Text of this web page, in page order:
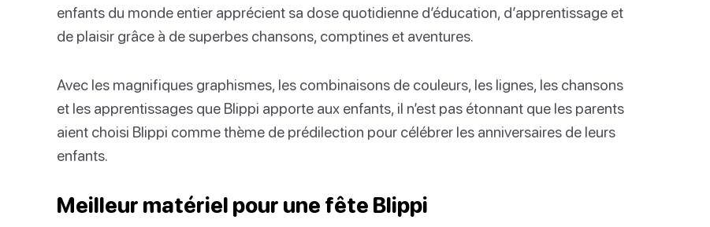
enfants du monde entier apprécient sa dose quotidienne d’éducation, d’apprentissage et
de plaisir grâce à de superbes chansons, comptines et aventures.
Avec les magnifiques graphismes, les combinaisons de couleurs, les lignes, les chansons
et les apprentissages que Blippi apporte aux enfants, il n’est pas étonnant que les parents
aient choisi Blippi comme thème de prédilection pour célébrer les anniversaires de leurs
enfants.
Meilleur matériel pour une fête Blippi